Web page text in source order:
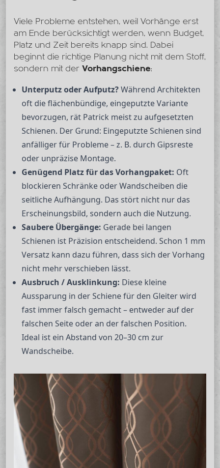
Viele Probleme entstehen, weil Vorhänge erst
am Ende berücksichtigt werden, wenn Budget,
Platz und Zeit bereits knapp sind. Dabei
beginnt die richtige Planung nicht mit dem Stoff,
sondern mit der Vorhangschiene:
Unterputz oder Aufputz?Während Architekten
oft die flächenbündige, eingeputzte Variante
bevorzugen, rät Patrick meist zu aufgesetzten
Schienen. Der Grund: Eingeputzte Schienen sind
anfälliger für Probleme – z. B. durch Gipsreste
oder unpräzise Montage.
Genügend Platz für das Vorhangpaket: Oft
blockieren Schränke oder Wandscheiben die
seitliche Aufhängung. Das stört nicht nur das
Erscheinungsbild, sondern auch die Nutzung.
Saubere Übergänge: Gerade bei langen
Schienen ist Präzision entscheidend. Schon 1 mm
Versatz kann dazu führen, dass sich der Vorhang
nicht mehr verschieben lässt.
Ausbruch / Ausklinkung: Diese kleine
Aussparung in der Schiene für den Gleiter wird
fast immer falsch gemacht – entweder auf der
falschen Seite oder an der falschen Position.
Ideal ist ein Abstand von 20–30 cm zur
Wandscheibe.